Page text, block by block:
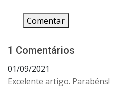
Comentar
1 Comentários
01/09/2021
Excelente artigo. Parabéns!